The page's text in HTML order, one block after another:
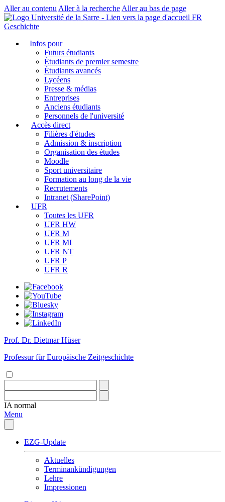
Aller au contenu Aller à la recherche Aller au bas de page
FR
Geschichte
Infos pour
Futurs étudiants
Étudiants de premier semestre
Étudiants avancés
Lycéens
Presse & médias
Entreprises
Anciens étudiants
Personnels de l'université
Accès direct
Filières d'études
Admission & inscription
Organisation des études
Moodle
Sport universitaire
Formation au long de la vie
Recrutements
Intranet (SharePoint)
UFR
Toutes les UFR
UFR HW
UFR M
UFR MI
UFR NT
UFR P
UFR R
Prof. Dr. Dietmar Hüser
Professur für Europäische Zeitgeschichte
IA normal
Menu
EZG-Update
Aktuelles
Terminankündigungen
Lehre
Impressionen